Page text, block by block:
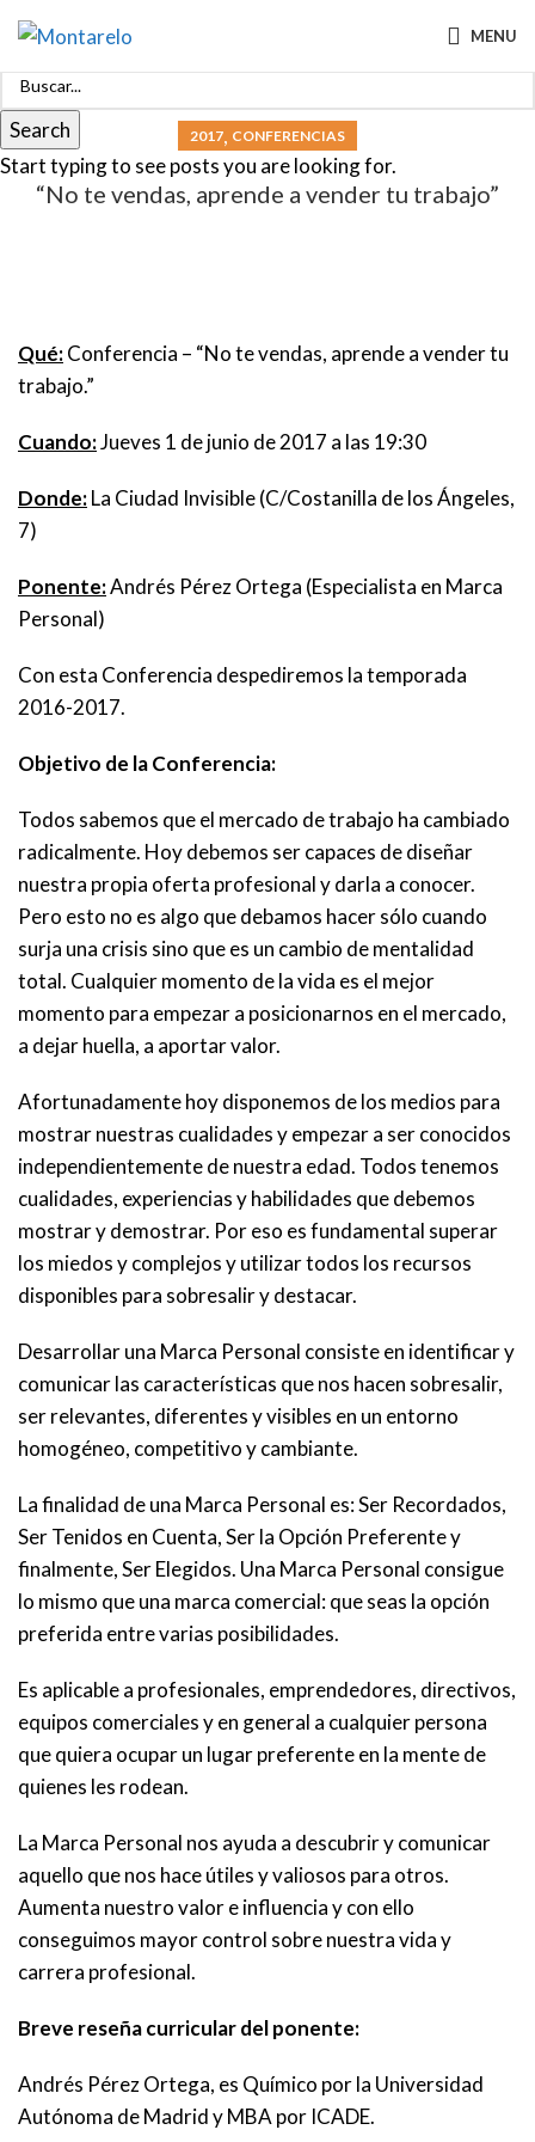
MENU
2017, CONFERENCIAS
“No te vendas, aprende a vender tu trabajo”
Qué:Conferencia – “No te vendas, aprende a vender tu
trabajo.”
Cuando:Jueves 1 de junio de 2017 a las 19:30
Donde:La Ciudad Invisible (C/Costanilla de los Ángeles,
7)
Ponente:Andrés Pérez Ortega (Especialista en Marca
Personal)
Con esta Conferencia despediremos la temporada
2016-2017.
Objetivo de la Conferencia:
Todos sabemos que el mercado de trabajo ha cambiado
radicalmente. Hoy debemos ser capaces de diseñar
nuestra propia oferta profesional y darla a conocer.
Pero esto no es algo que debamos hacer sólo cuando
surja una crisis sino que es un cambio de mentalidad
total. Cualquier momento de la vida es el mejor
momento para empezar a posicionarnos en el mercado,
a dejar huella, a aportar valor.
Afortunadamente hoy disponemos de los medios para
mostrar nuestras cualidades y empezar a ser conocidos
independientemente de nuestra edad. Todos tenemos
cualidades, experiencias y habilidades que debemos
mostrar y demostrar. Por eso es fundamental superar
los miedos y complejos y utilizar todos los recursos
disponibles para sobresalir y destacar.
Desarrollar una Marca Personal consiste en identificar y
comunicar las características que nos hacen sobresalir,
ser relevantes, diferentes y visibles en un entorno
homogéneo, competitivo y cambiante.
La finalidad de una Marca Personal es: Ser Recordados,
Ser Tenidos en Cuenta, Ser la Opción Preferente y
finalmente, Ser Elegidos. Una Marca Personal consigue
lo mismo que una marca comercial: que seas la opción
preferida entre varias posibilidades.
Es aplicable a profesionales, emprendedores, directivos,
equipos comerciales y en general a cualquier persona
que quiera ocupar un lugar preferente en la mente de
quienes les rodean.
La Marca Personal nos ayuda a descubrir y comunicar
aquello que nos hace útiles y valiosos para otros.
Aumenta nuestro valor e influencia y con ello
conseguimos mayor control sobre nuestra vida y
carrera profesional.
Breve reseña curricular del ponente:
Andrés Pérez Ortega, es Químico por la Universidad
Autónoma de Madrid y MBA por ICADE.
Search
Start typing to see posts you are looking for.